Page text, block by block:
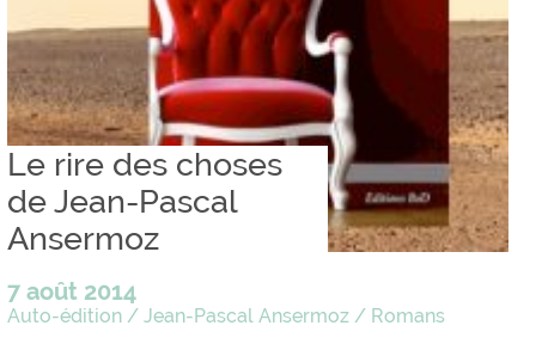
Le rire des choses
de Jean-Pascal
Ansermoz
7 août 2014
Auto-édition / Jean-Pascal Ansermoz / Romans